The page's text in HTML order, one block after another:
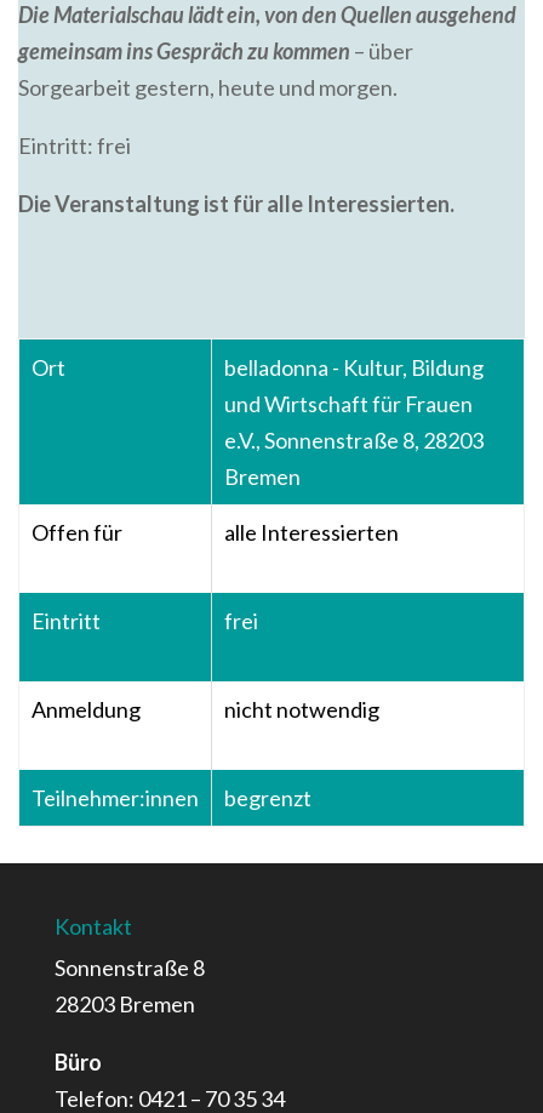
Die Materialschau lädt ein, von den Quellen ausgehend
gemeinsam ins Gespräch zu kommen – über
Sorgearbeit gestern, heute und morgen.
Eintritt: frei
Die Veranstaltung ist für alle Interessierten.
Ort
belladonna - Kultur, Bildung
und Wirtschaft für Frauen
e.V., Sonnenstraße 8, 28203
Bremen
Offen für alle Interessierten
Eintritt frei
Anmeldung nicht notwendig
Teilnehmer:innen begrenzt
Kontakt
Sonnenstraße 8
28203 Bremen
Büro
Telefon: 0421 – 70 35 34